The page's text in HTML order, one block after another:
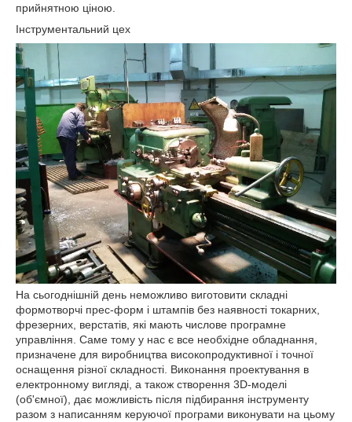
прийнятною ціною.
Інструментальний цех
На сьогоднішній день неможливо виготовити складні
формотворчі прес-форм і штампів без наявності токарних,
фрезерних, верстатів, які мають числове програмне
управління. Саме тому у нас є все необхідне обладнання,
призначене для виробництва високопродуктивної і точної
оснащення різної складності. Виконання проектування в
електронному вигляді, а також створення 3D-моделі
(об'ємної), дає можливість після підбирання інструменту
разом з написанням керуючої програми виконувати на цьому